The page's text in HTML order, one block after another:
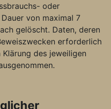
oder
von maximal 7
gelöscht. Daten, deren
erforderlich
des jeweiligen